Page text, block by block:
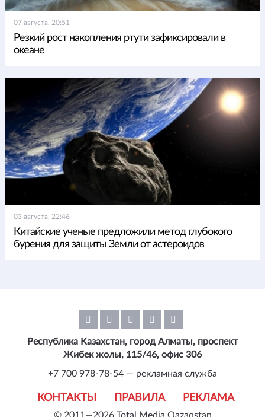
07 августа, 20:51
Резкий рост накопления ртути зафиксировали в
океане
03 августа, 22:46
Китайские ученые предложили метод глубокого
бурения для защиты Земли от астероидов
© 2011—2026 Total Media Qazaqstan
КОНТАКТЫ ПРАВИЛА РЕКЛАМА
Республика Казахстан, город Алматы, проспект
Жибек жолы, 115/46, офис 306
+7 700 978-78-54 — рекламная служба